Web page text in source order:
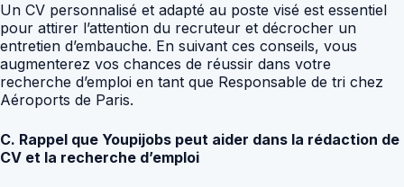
Un CV personnalisé et adapté au poste visé est essentiel
pour attirer l’attention du recruteur et décrocher un
entretien d’embauche. En suivant ces conseils, vous
augmenterez vos chances de réussir dans votre
recherche d’emploi en tant que Responsable de tri chez
Aéroports de Paris.
C. Rappel que Youpijobs peut aider dans la rédaction de
CV et la recherche d’emploi